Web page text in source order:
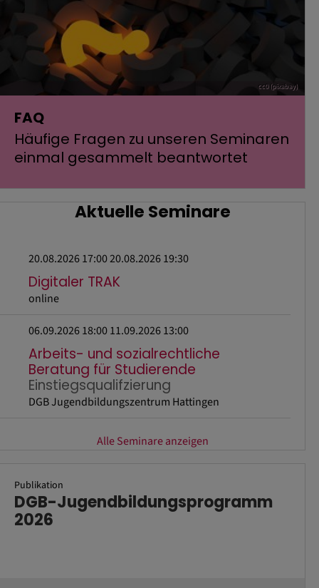
cc0 (pixabay)
FAQ
Häufige Fragen zu unseren Seminaren
einmal gesammelt beantwortet
Aktuelle Seminare
20.08.2026 17:0020.08.2026 19:30
Digitaler TRAK
online
06.09.2026 18:0011.09.2026 13:00
Arbeits- und sozialrechtliche
Beratung für Studierende
Einstiegsqualifzierung
DGB Jugendbildungszentrum Hattingen
Alle Seminare anzeigen
Publikation
DGB-Jugendbildungsprogramm
2026